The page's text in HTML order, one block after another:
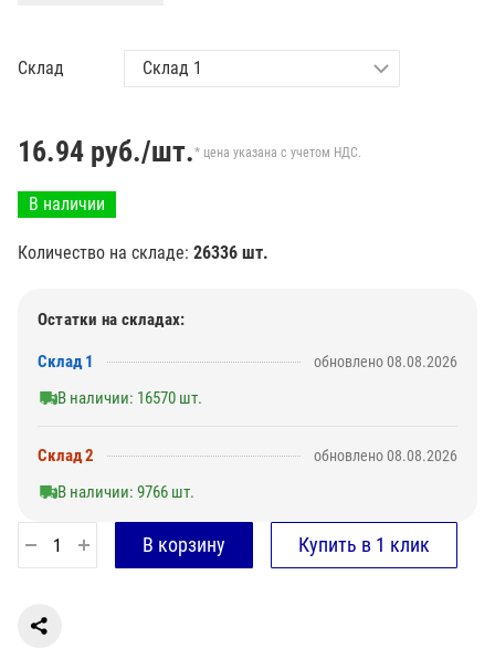
Склад
16.94 руб./шт.* цена указана с учетом НДС.
В наличии
Количество на складе: 26336 шт.
Остатки на складах:
Склад 1 обновлено 08.08.2026
В наличии: 16570 шт.
Склад 2 обновлено 08.08.2026
В наличии: 9766 шт.